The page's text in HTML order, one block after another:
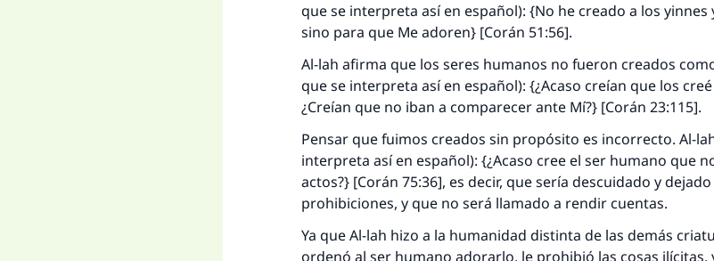
que se interpreta así en español): {No he creado a los yinnes
sino para que Me adoren} [Corán 51:56].
Al-lah afirma que los seres humanos no fueron creados
que se interpreta así en español): {¿Acaso creían que los
¿Creían que no iban a comparecer ante Mí?} [Corán 23:115].
Pensar que fuimos creados sin propósito es incorrecto. Al-
interpreta así en español): {¿Acaso cree el ser humano que
actos?} [Corán 75:36], es decir, que sería descuidado y
prohibiciones, y que no será llamado a rendir cuentas.
Ya que Al-lah hizo a la humanidad distinta de las demás
ordenó al ser humano adorarlo, le prohibió las cosas ilícitas,
Profeta ﷺ dijo:
"Una persona que orienta a otros a hacer el
misma recompensa que aquellos que lo
(MUSLIM, 1893)
Contribuir